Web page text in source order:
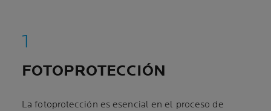
FOTOPROTECCIÓN
La fotoprotección es esencial en el proceso de